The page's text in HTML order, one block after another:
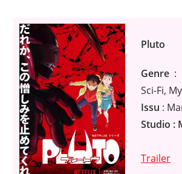
Pluto
Genre:
Sci-Fi,
Issu :
Studio :
Trailer